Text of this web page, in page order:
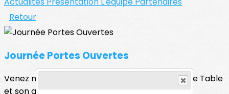
Retour
Journée Portes Ouvertes
Venez nous rencontrer et découvrir le Tennis de Table
et son ambiance joyeuse et conviviale